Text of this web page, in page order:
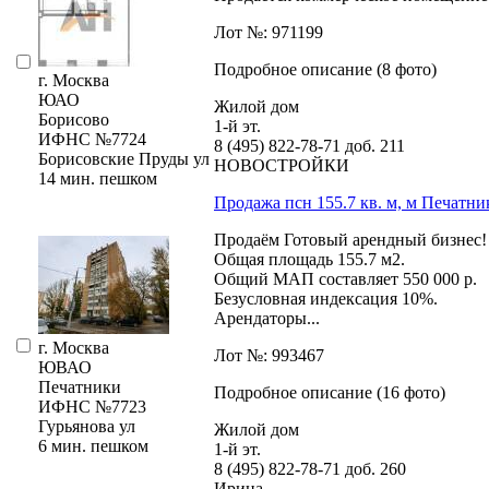
г. Москва
ЮАО
Борисово
ИФНС №7724
Борисовские Пруды ул
14 мин. пешком
Лот №: 971199
Подробное описание (8 фото)
Жилой дом
1-й эт.
8 (495) 822-78-71 доб. 211
НОВОСТРОЙКИ
г. Москва
ЮВАО
Печатники
ИФНС №7723
Гурьянова ул
6 мин. пешком
Продажа псн 155.7 кв. м, м
Продаём Готовый арендный бизнес!
Общая площадь 155.7 м2.
Общий МАП составляет 550 000 р.
Безусловная индексация 10%.
Арендаторы...
Лот №: 993467
Подробное описание (16 фото)
Жилой дом
1-й эт.
8 (495) 822-78-71 доб. 260